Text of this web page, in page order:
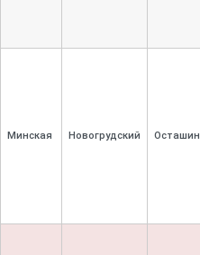
Минская Новогрудский Осташин